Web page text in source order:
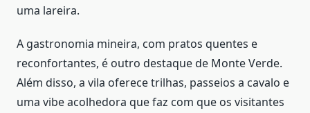
uma lareira.
A gastronomia mineira, com pratos quentes e
reconfortantes, é outro destaque de Monte Verde.
Além disso, a vila oferece trilhas, passeios a cavalo e
uma vibe acolhedora que faz com que os visitantes